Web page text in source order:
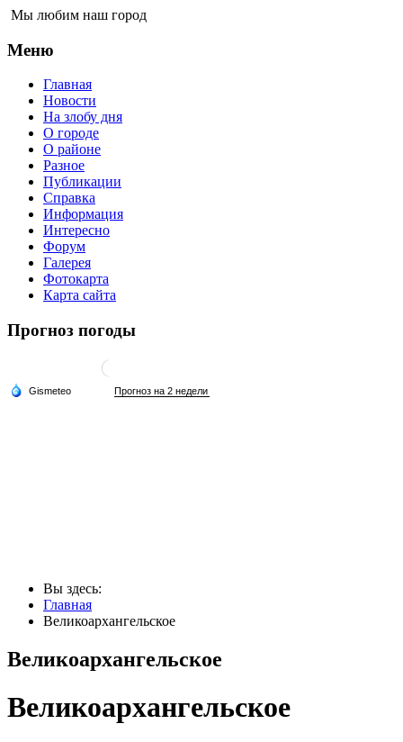
Мы любим наш город
Меню
Главная
Новости
На злобу дня
О городе
О районе
Разное
Публикации
Справка
Информация
Интересно
Форум
Галерея
Фотокарта
Карта сайта
Прогноз погоды
Вы здесь:
Главная
Великоархангельское
Великоархангельское
Великоархангельское